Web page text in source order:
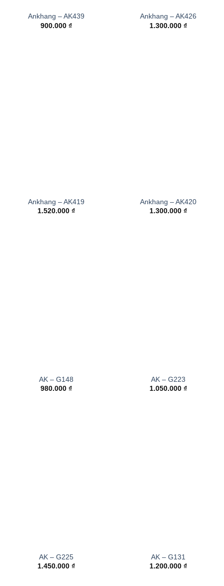
Ankhang – AK439
900.000 ₫
Ankhang – AK426
1.300.000 ₫
Ankhang – AK419
1.520.000 ₫
Ankhang – AK420
1.300.000 ₫
AK – G148
980.000 ₫
AK – G223
1.050.000 ₫
AK – G225
1.450.000 ₫
AK – G131
1.200.000 ₫